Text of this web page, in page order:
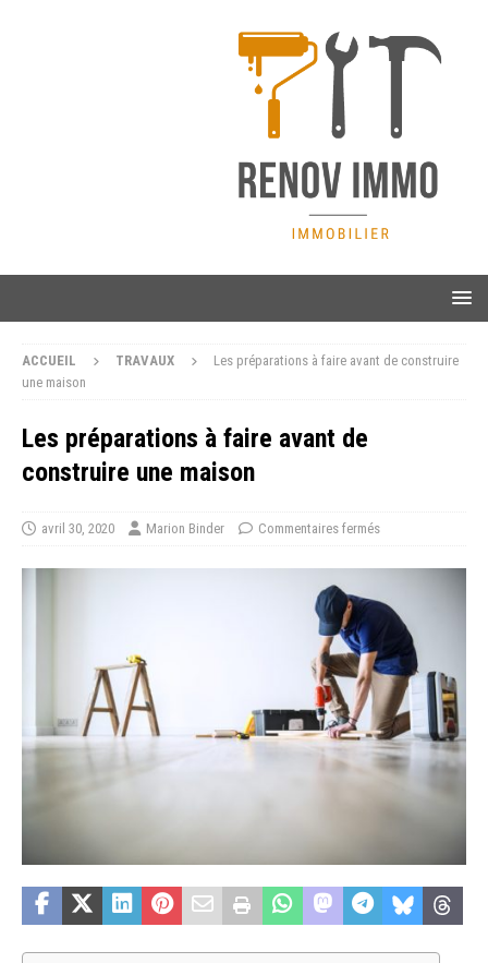
ACCUEIL TRAVAUX
Les préparations à faire avant de construire
une maison
Les préparations à faire avant de
construire une maison
avril 30, 2020 Marion Binder Commentaires fermés